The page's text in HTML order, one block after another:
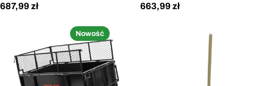
Cena
687,99 zł
Cena
663,99 zł
Nowość